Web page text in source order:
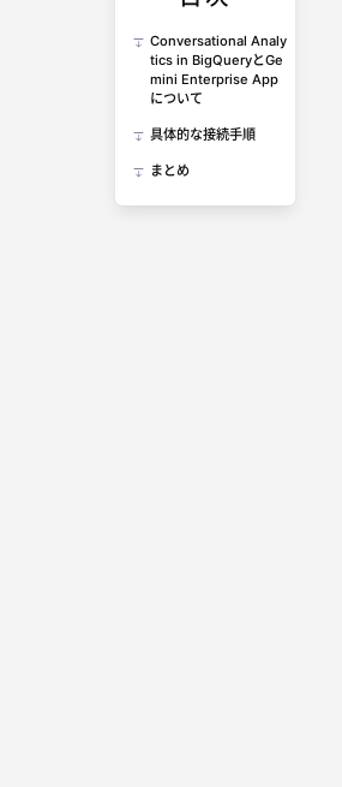
Conversational Analy
tics in BigQueryとGe
mini Enterprise App
について
具体的な接続手順
まとめ